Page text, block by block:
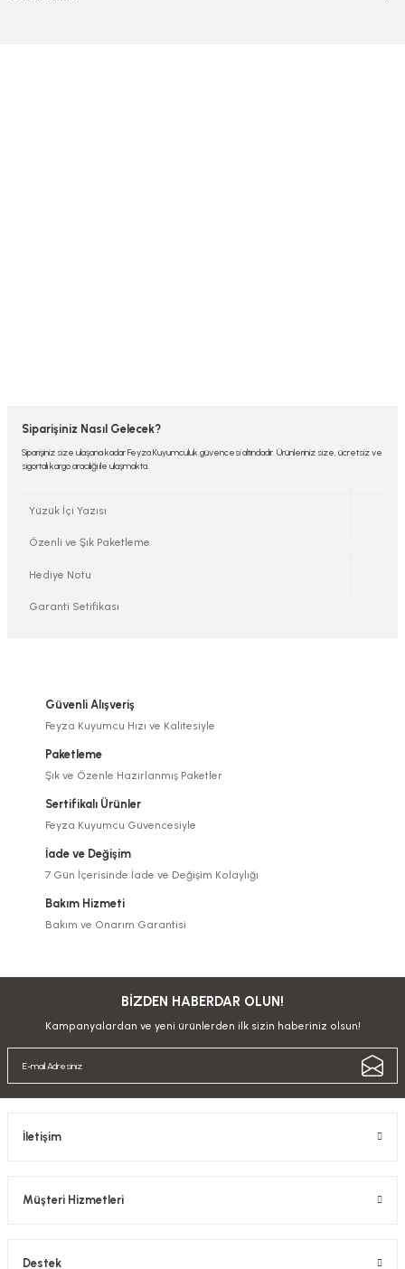
Siparişiniz Nasıl Gelecek?
Siparişiniz size ulaşana kadar Feyza Kuyumculuk güvencesi altındadır. Ürünleriniz size, ücretsiz ve
sigortalı kargo aracılığı ile ulaşmakta.
Yüzük İçi Yazısı
Özenli ve Şık Paketleme
Hediye Notu
Garanti Setifikası
Güvenli Alışveriş
Feyza Kuyumcu Hızı ve Kalitesiyle
Paketleme
Şık ve Özenle Hazırlanmış Paketler
Sertifikalı Ürünler
Feyza Kuyumcu Güvencesiyle
İade ve Değişim
7 Gün İçerisinde İade ve Değişim Kolaylığı
Bakım Hizmeti
Bakım ve Onarım Garantisi
BİZDEN HABERDAR OLUN!
Kampanyalardan ve yeni ürünlerden ilk sizin haberiniz olsun!
İletişim
Müşteri Hizmetleri
Destek